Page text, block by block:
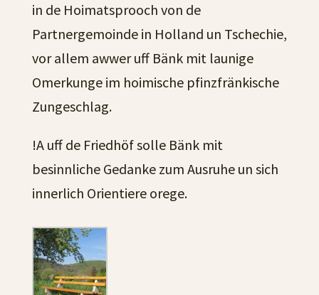
in de Hoimatsprooch von de
Partnergemoinde in Holland un Tschechie,
vor allem awwer uff Bänk mit launige
Omerkunge im hoimische pfinzfränkische
Zungeschlag.
!A uff de Friedhöf solle Bänk mit
besinnliche Gedanke zum Ausruhe un sich
innerlich Orientiere orege.